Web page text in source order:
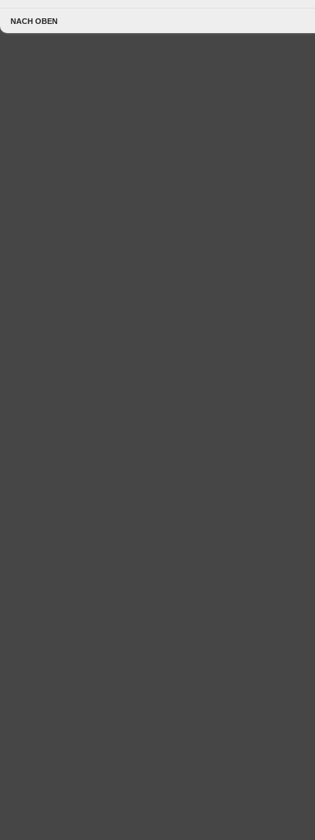
NACH OBEN